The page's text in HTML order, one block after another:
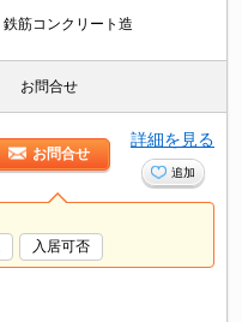
鉄筋コンクリート造
お問合せ
お問合せ
詳細を見る
追加
入居可否